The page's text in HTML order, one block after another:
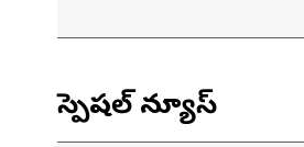
స్పెషల్ న్యూస్